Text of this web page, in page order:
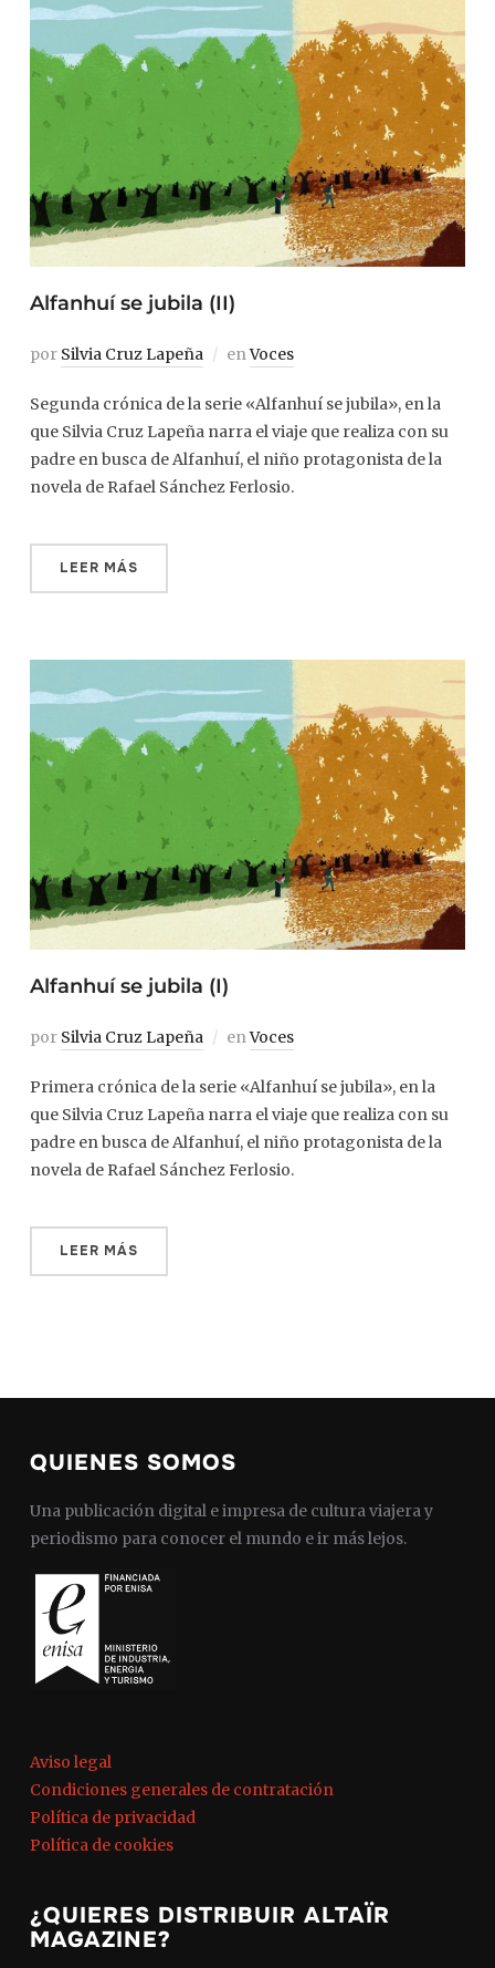
Alfanhuí se jubila (II)
por Silvia Cruz Lapeña enVoces
Segunda crónica de la serie «Alfanhuí se jubila», en la
que Silvia Cruz Lapeña narra el viaje que realiza con su
padre en busca de Alfanhuí, el niño protagonista de la
novela de Rafael Sánchez Ferlosio.
LEER MÁS
Alfanhuí se jubila (I)
por Silvia Cruz Lapeña enVoces
Primera crónica de la serie «Alfanhuí se jubila», en la
que Silvia Cruz Lapeña narra el viaje que realiza con su
padre en busca de Alfanhuí, el niño protagonista de la
novela de Rafael Sánchez Ferlosio.
LEER MÁS
QUIENES SOMOS
Una publicación digital e impresa de cultura viajera y
periodismo para conocer el mundo e ir más lejos.
Aviso legal
Condiciones generales de contratación
Política de privacidad
Política de cookies
¿QUIERES DISTRIBUIR ALTAÏR
MAGAZINE?